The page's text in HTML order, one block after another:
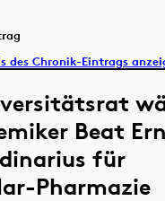
des Chronik-Eintrags
Beat
für
Pharmazie